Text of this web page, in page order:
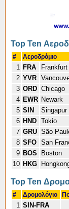
Top Ten
# Αεροδρόμιο
1 FRA Frankfurt
2 YVR
3 ORD Chicago
4 EWR Newark
5 SIN Singapur
6 HND Tokio
7 GRU São
8 SFO San
9 BOS Boston
10 HKG
Top Ten
# Δρομολόγιο
1 SIN-FRA